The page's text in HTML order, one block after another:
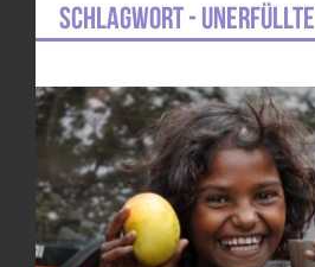
Schlagwort - unerfüllte